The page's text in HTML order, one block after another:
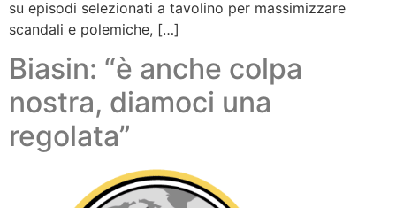
su episodi selezionati a tavolino per massimizzare
scandali e polemiche, […]
Biasin: “è anche colpa
nostra, diamoci una
regolata”